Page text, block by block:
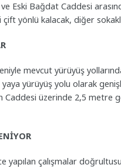
Eski Bağdat Caddesi
çift yönlü kalacak, diğer
mevcut yürüyüş
yaya yürüyüş yolu olarak
Caddesi üzerinde 2,5 metre
yapılan çalışmalar